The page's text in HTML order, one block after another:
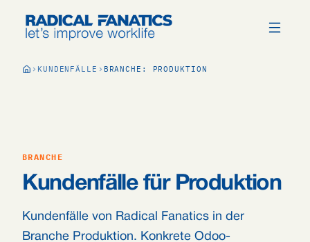
KUNDENFÄLLE BRANCHE: PRODUKTION
BRANCHE
Kundenfälle für Produktion
Kundenfälle von Radical Fanatics in der
Branche Produktion. Konkrete Odoo-